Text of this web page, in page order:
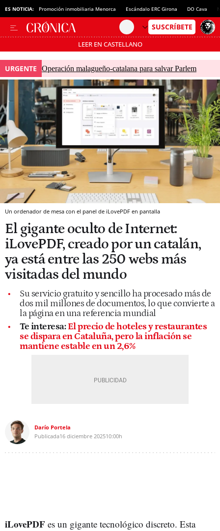
ES NOTICIA: Promoción inmobiliaria Menorca Escándalo ERC Girona DO Cava
LEER EN CASTELLANO
Pásate al MODO AHORRO
URGENTE Operación malagueño-catalana para salvar Parlem
Un ordenador de mesa con el panel de iLovePDF en pantalla
El gigante oculto de Internet:
iLovePDF, creado por un catalán,
ya está entre las 250 webs más
visitadas del mundo
Su servicio gratuito y sencillo ha procesado más de
dos mil millones de documentos, lo que convierte a
la página en una referencia mundial
Te interesa:El precio de hoteles y restaurantes
se dispara en Cataluña, pero la inflación se
mantiene estable en un 2,6%
Darío Portela
Publicada16 diciembre 202510:00h
iLovePDF es un gigante tecnológico discreto. Esta